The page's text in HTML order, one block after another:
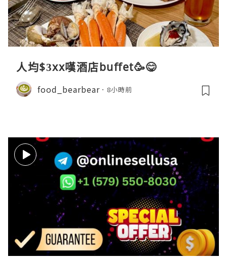
人均$3xx嘆酒店buffet🥳😋
food_bearbear 8小時前